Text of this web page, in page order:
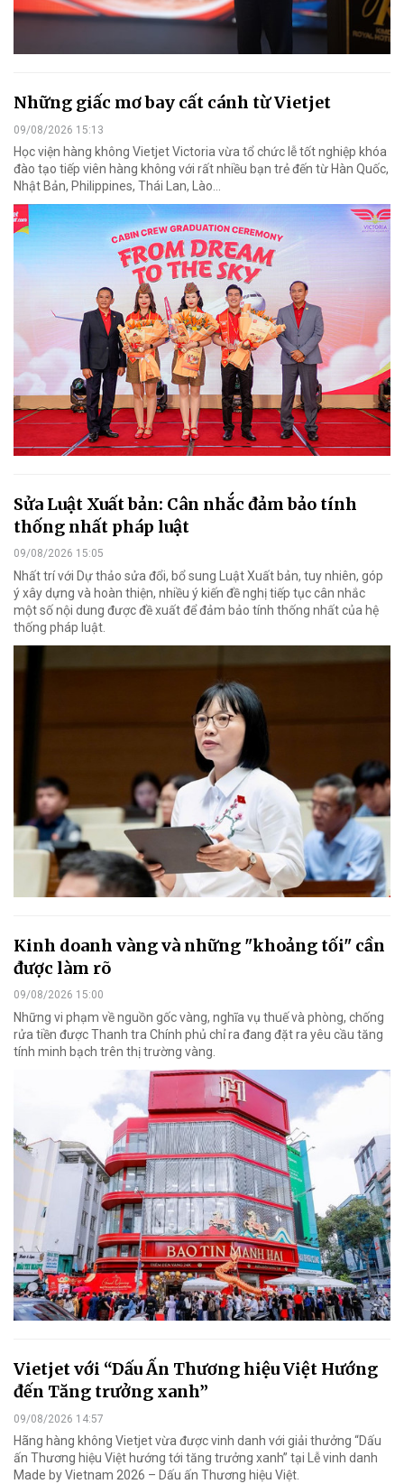
Những giấc mơ bay cất cánh từ Vietjet
09/08/2026 15:13
Học viện hàng không Vietjet Victoria vừa tổ chức lễ tốt nghiệp khóa
đào tạo tiếp viên hàng không với rất nhiều bạn trẻ đến từ Hàn Quốc,
Nhật Bản, Philippines, Thái Lan, Lào…
Sửa Luật Xuất bản: Cân nhắc đảm bảo tính
thống nhất pháp luật
09/08/2026 15:05
Nhất trí với Dự thảo sửa đổi, bổ sung Luật Xuất bản, tuy nhiên, góp
ý xây dựng và hoàn thiện, nhiều ý kiến đề nghị tiếp tục cân nhắc
một số nội dung được đề xuất để đảm bảo tính thống nhất của hệ
thống pháp luật.
Kinh doanh vàng và những "khoảng tối" cần
được làm rõ
09/08/2026 15:00
Những vi phạm về nguồn gốc vàng, nghĩa vụ thuế và phòng, chống
rửa tiền được Thanh tra Chính phủ chỉ ra đang đặt ra yêu cầu tăng
tính minh bạch trên thị trường vàng.
Vietjet với “Dấu Ấn Thương hiệu Việt Hướng
đến Tăng trưởng xanh”
09/08/2026 14:57
Hãng hàng không Vietjet vừa được vinh danh với giải thưởng “Dấu
ấn Thương hiệu Việt hướng tới tăng trưởng xanh” tại Lễ vinh danh
Made by Vietnam 2026 – Dấu ấn Thương hiệu Việt.